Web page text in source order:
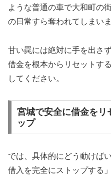
ような普通の車で大和町の
の日常すら奪われてしまいま
甘い罠には絶対に手を出さ
借金を根本からリセットす
してください。
宮城で安全に借金をリ
ップ
では、具体的にどう動けば
借入を完全にストップする